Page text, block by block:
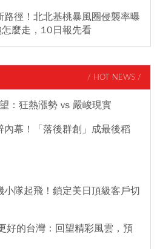
路徑！北北基桃暴風圈侵襲率曝
麼走，10日報先看
/ HOT NEWS /
：狂熱漲勢 vs 嚴峻現實
幕！「落後群創」成最後稻
隊起飛！鎖定美日頂級客戶切
好的台灣：回望精彩風雲，預